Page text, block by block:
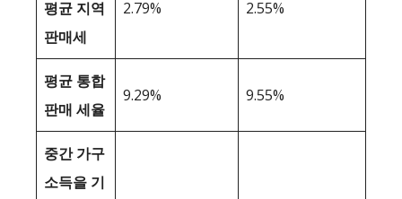
평균 지역
판매세
2.79% 2.55%
평균 통합
판매 세율
9.29% 9.55%
중간 가구
소득을 기